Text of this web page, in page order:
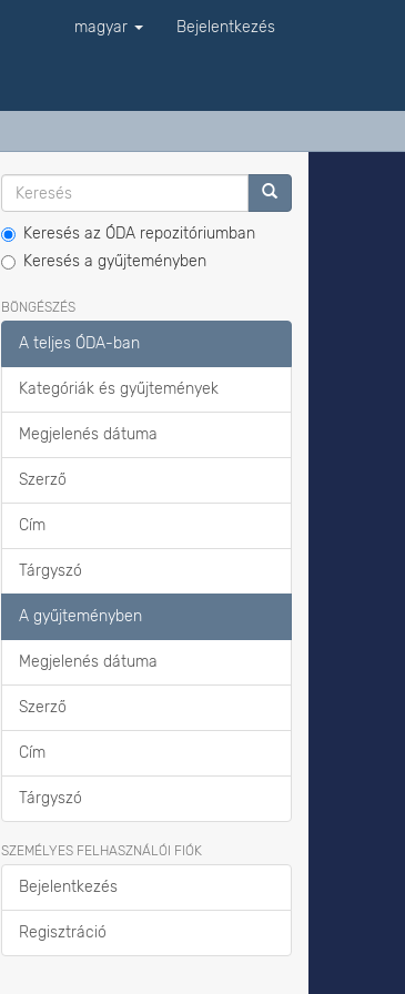
magyar Bejelentkezés
Keresés az ÓDA repozitóriumban
Keresés a gyűjteményben
BÖNGÉSZÉS
A teljes ÓDA-ban
Kategóriák és gyűjtemények
Megjelenés dátuma
Szerző
Cím
Tárgyszó
A gyűjteményben
Megjelenés dátuma
Szerző
Cím
Tárgyszó
SZEMÉLYES FELHASZNÁLÓI FIÓK
Bejelentkezés
Regisztráció